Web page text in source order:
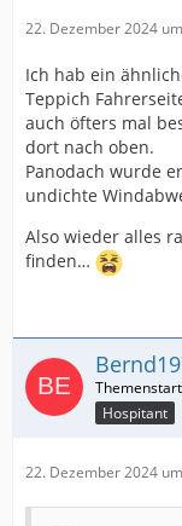
22. Dezember 2024
Ich hab ein
Teppich
auch öfters mal
dort nach oben.
Panodach wurde
undichte
Also wieder alles
finden…
Hospitant
22. Dezember 2024